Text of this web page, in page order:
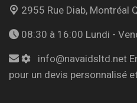
2955 Rue Diab, Montréal
08:30 à 16:00 Lundi -
info@navaidsltd.net
pour un devis personnalisé